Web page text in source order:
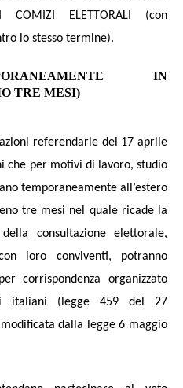
COMIZI ELETTORALI (con
lo stesso termine).
IN
TRE MESI)
referendarie del 17 aprile
che per motivi di lavoro, studio
temporaneamente all’estero
tre mesi nel quale ricade la
consultazione elettorale,
loro conviventi, potranno
corrispondenza organizzato
italiani (legge 459 del 27
dalla legge 6 maggio